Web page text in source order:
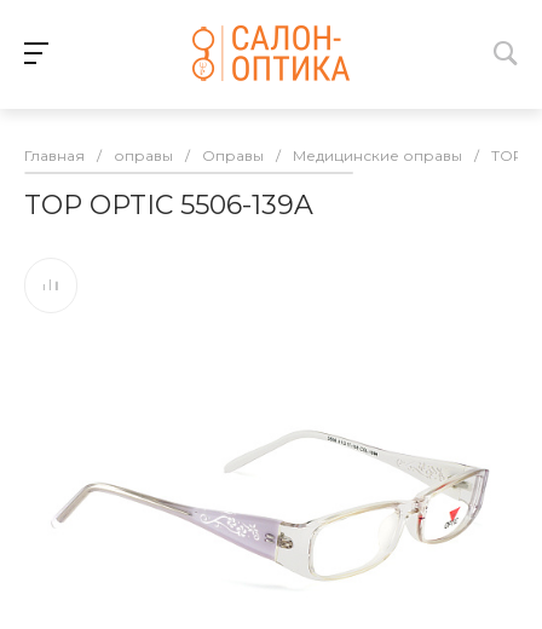
Главная / оправы / Оправы / Медицинские оправы / TOP
TOP OPTIC 5506-139A